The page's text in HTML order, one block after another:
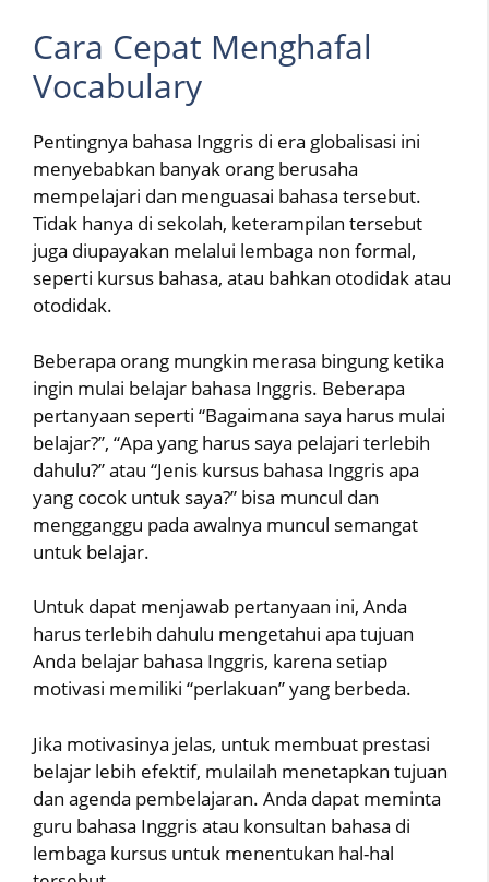
Cara Cepat Menghafal
Vocabulary
Pentingnya bahasa Inggris di era globalisasi ini
menyebabkan banyak orang berusaha
mempelajari dan menguasai bahasa tersebut.
Tidak hanya di sekolah, keterampilan tersebut
juga diupayakan melalui lembaga non formal,
seperti kursus bahasa, atau bahkan otodidak atau
otodidak.
Beberapa orang mungkin merasa bingung ketika
ingin mulai belajar bahasa Inggris. Beberapa
pertanyaan seperti “Bagaimana saya harus mulai
belajar?”, “Apa yang harus saya pelajari terlebih
dahulu?” atau “Jenis kursus bahasa Inggris apa
yang cocok untuk saya?” bisa muncul dan
mengganggu pada awalnya muncul semangat
untuk belajar.
Untuk dapat menjawab pertanyaan ini, Anda
harus terlebih dahulu mengetahui apa tujuan
Anda belajar bahasa Inggris, karena setiap
motivasi memiliki “perlakuan” yang berbeda.
Jika motivasinya jelas, untuk membuat prestasi
belajar lebih efektif, mulailah menetapkan tujuan
dan agenda pembelajaran. Anda dapat meminta
guru bahasa Inggris atau konsultan bahasa di
lembaga kursus untuk menentukan hal-hal